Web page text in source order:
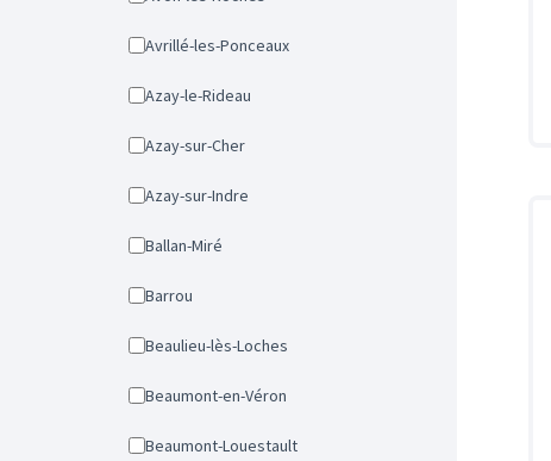
Avrillé-les-Ponceaux
Azay-le-Rideau
Azay-sur-Cher
Azay-sur-Indre
Ballan-Miré
Barrou
Beaulieu-lès-Loches
Beaumont-en-Véron
Beaumont-Louestault